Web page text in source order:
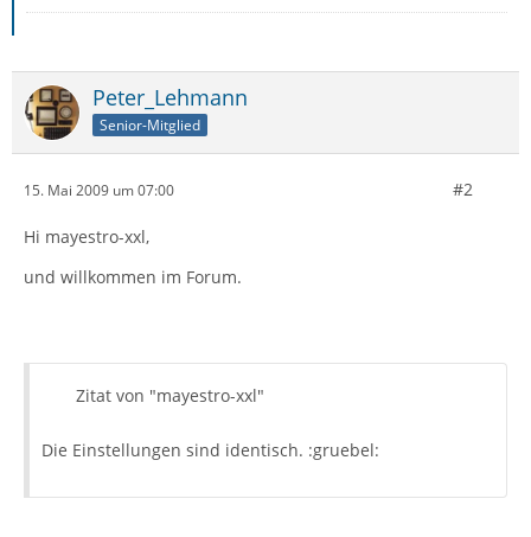
Peter_Lehmann
Senior-Mitglied
15. Mai 2009 um 07:00 #2
Hi mayestro-xxl,
und willkommen im Forum.
Zitat von "mayestro-xxl"
Die Einstellungen sind identisch. :gruebel: